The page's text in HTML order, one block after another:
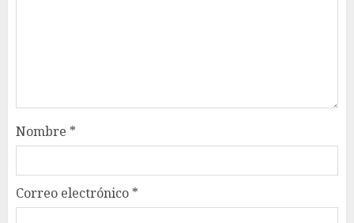
Nombre *
Correo electrónico *